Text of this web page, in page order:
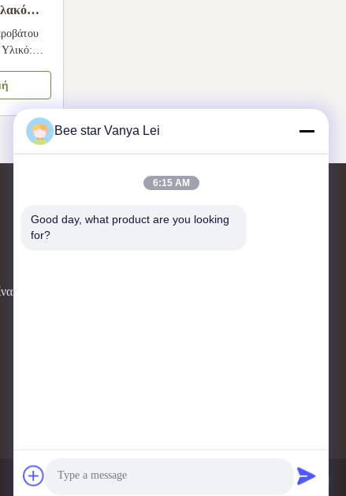
470
λευκό
Επικοινωνήστε μαζί μας
Bee star Vanya Lei
6:15 AM
Good day, what product are you looking
for?